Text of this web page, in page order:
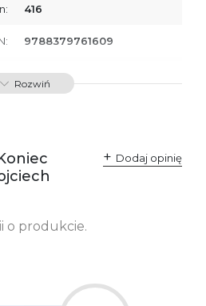
416
9788379761609
E201068
Polska
kontakt@wydajenamsie.pl
+48 61 623 38 38
Rozwiń
Dodaj opinię
o produkcie.